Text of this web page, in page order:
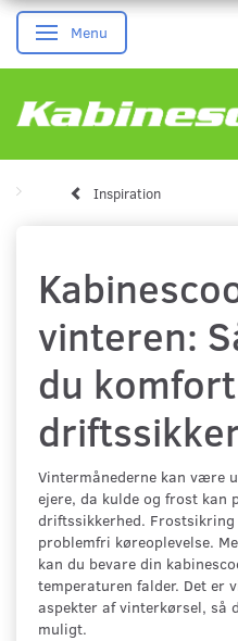
Skifte navigation
Menu
Inspiration
vinteren:
du
Vintermånederne kan være
ejere, da kulde og frost kan
driftssikkerhed.
problemfri køreoplevelse.
kan du bevare din
temperaturen falder. Det er
aspekter af vinterkørsel, så
muligt.